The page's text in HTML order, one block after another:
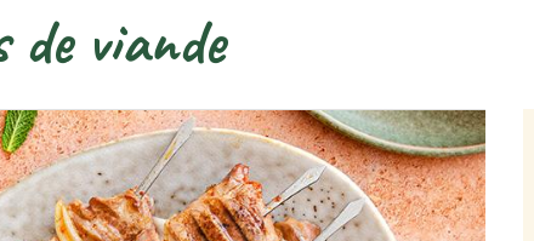
de viande